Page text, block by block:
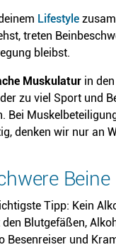
Lifestyle
treten
bleibst.
Muskulatur in
zu viel Sport und
Bei
denken wir nur an
Beine
Tipp: Kein
Blutgefäßen,
Besenreiser und